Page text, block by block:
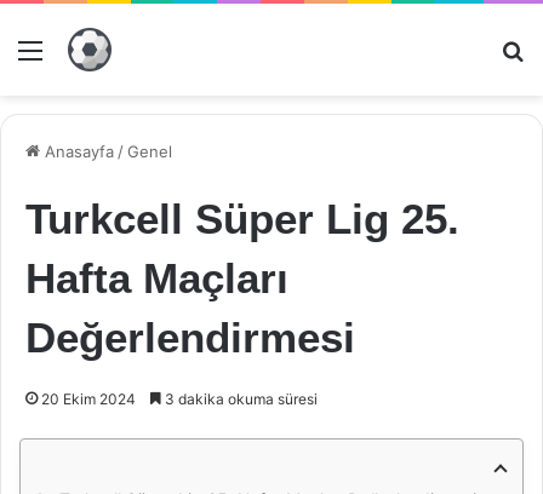
Menü
Anasayfa /Genel
Turkcell Süper Lig 25.
Hafta Maçları
Değerlendirmesi
20 Ekim 2024 3 dakika okuma süresi